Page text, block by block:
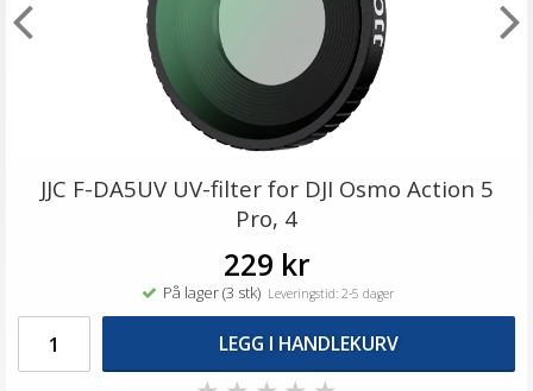
JJC F-DA5UV UV-filter for DJI Osmo Action 5
Pro, 4
229 kr
På lager (3 stk)Leveringstid: 2-5 dager
LEGG I HANDLEKURV